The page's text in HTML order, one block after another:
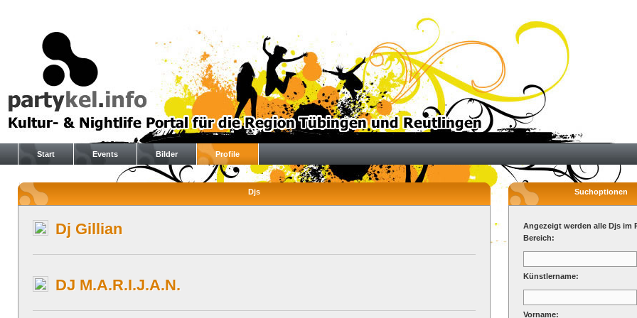
Start Events Bilder Profile
Djs
Dj Gillian
DJ M.A.R.I.J.A.N.
Suchoptionen
Angezeigt werden alle Djs im
Bereich:
Künstlername:
Vorname: